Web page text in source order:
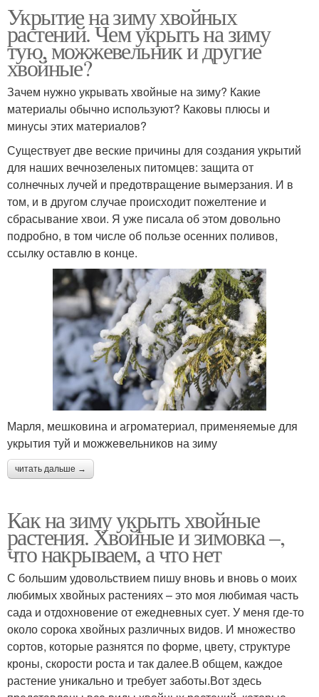
Укрытие на зиму хвойных
растений. Чем укрыть на зиму
тую, можжевельник и другие
хвойные?
Зачем нужно укрывать хвойные на зиму? Какие
материалы обычно используют? Каковы плюсы и
минусы этих материалов?
Существует две веские причины для создания укрытий
для наших вечнозеленых питомцев: защита от
солнечных лучей и предотвращение вымерзания. И в
том, и в другом случае происходит пожелтение и
сбрасывание хвои. Я уже писала об этом довольно
подробно, в том числе об пользе осенних поливов,
ссылку оставлю в конце.
Марля, мешковина и агроматериал, применяемые для
укрытия туй и можжевельников на зиму
читать дальше →
Как на зиму укрыть хвойные
растения. Хвойные и зимовка –,
что накрываем, а что нет
С большим удовольствием пишу вновь и вновь о моих
любимых хвойных растениях – это моя любимая часть
сада и отдохновение от ежедневных сует. У меня где-то
около сорока хвойных различных видов. И множество
сортов, которые разнятся по форме, цвету, структуре
кроны, скорости роста и так далее.В общем, каждое
растение уникально и требует заботы.Вот здесь